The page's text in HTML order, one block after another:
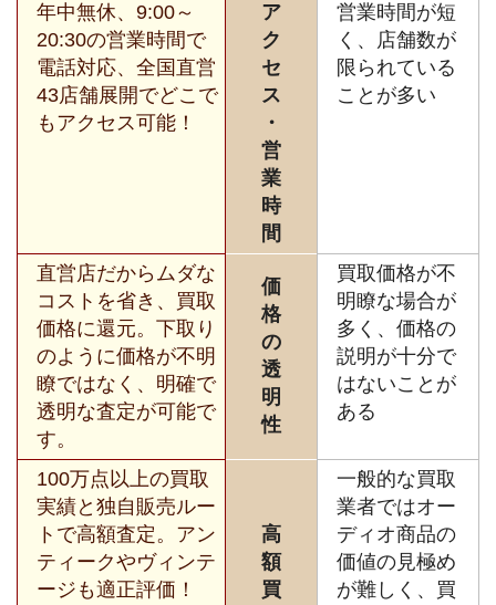
年中無休、9:00～
20:30の営業時間で
電話対応、全国直営
43店舗展開でどこで
もアクセス可能！
ア
ク
セ
ス
・
営
業
時
間
営業時間が短
く、店舗数が
限られている
ことが多い
直営店だからムダな
コストを省き、買取
価格に還元。下取り
のように価格が不明
瞭ではなく、明確で
透明な査定が可能で
す。
価
格
の
透
明
性
買取価格が不
明瞭な場合が
多く、価格の
説明が十分で
はないことが
ある
100万点以上の買取
実績と独自販売ルー
トで高額査定。アン
ティークやヴィンテ
ージも適正評価！
高
額
買
一般的な買取
業者ではオー
ディオ商品の
価値の見極め
が難しく、買